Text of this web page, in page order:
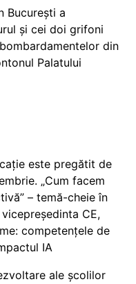
București a
și cei doi grifoni
din
Palatului
este pregătit de
„Cum facem
– temă-cheie în
CE,
competențele de
IA
ale școlilor